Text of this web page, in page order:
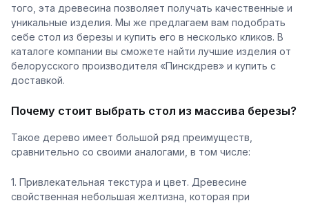
того, эта древесина позволяет получать качественные и
уникальные изделия. Мы же предлагаем вам подобрать
себе стол из березы и купить его в несколько кликов. В
каталоге компании вы сможете найти лучшие изделия от
белорусского производителя «Пинскдрев» и купить с
доставкой.
Почему стоит выбрать стол из массива березы?
Такое дерево имеет большой ряд преимуществ,
сравнительно со своими аналогами, в том числе:
1. Привлекательная текстура и цвет. Древесине
свойственная небольшая желтизна, которая при